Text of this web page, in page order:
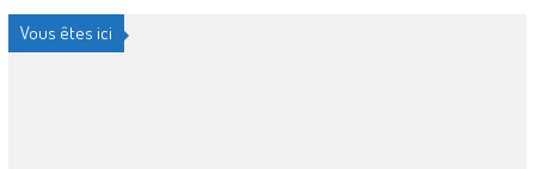
Vous êtes ici